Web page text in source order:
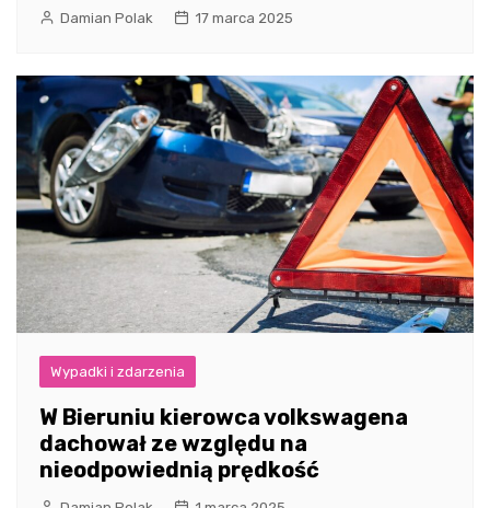
Damian Polak 17 marca 2025
Wypadki i zdarzenia
W Bieruniu kierowca volkswagena
dachował ze względu na
nieodpowiednią prędkość